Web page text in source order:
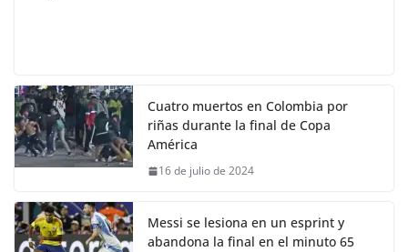
Cuatro muertos en Colombia por
riñas durante la final de Copa
América
16 de julio de 2024
Messi se lesiona en un esprint y
abandona la final en el minuto 65